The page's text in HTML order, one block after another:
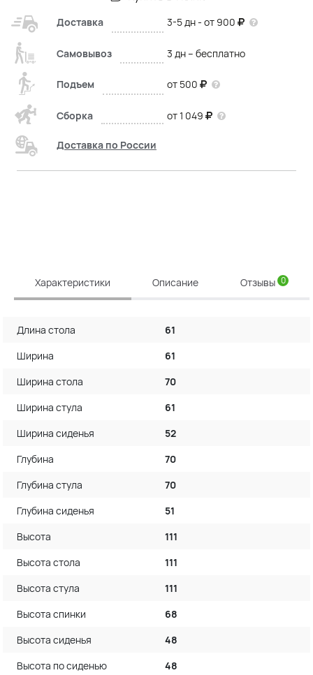
Доставка 3-5 дн - от 900
Самовывоз 3 дн – бесплатно
Подъем от 500
Сборка от 1 049
Доставка по России
Характеристики Описание Отзывы 0
Длина стола
61
Ширина
61
Ширина стола
70
Ширина стула
61
Ширина сиденья
52
Глубина
70
Глубина стула
70
Глубина сиденья
51
Высота
111
Высота стола
111
Высота стула
111
Высота спинки
68
Высота сиденья
48
Высота по сиденью
48